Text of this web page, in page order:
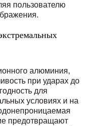
пользователю
алюминия,
при ударах до
для
условиях и на
предотвращают